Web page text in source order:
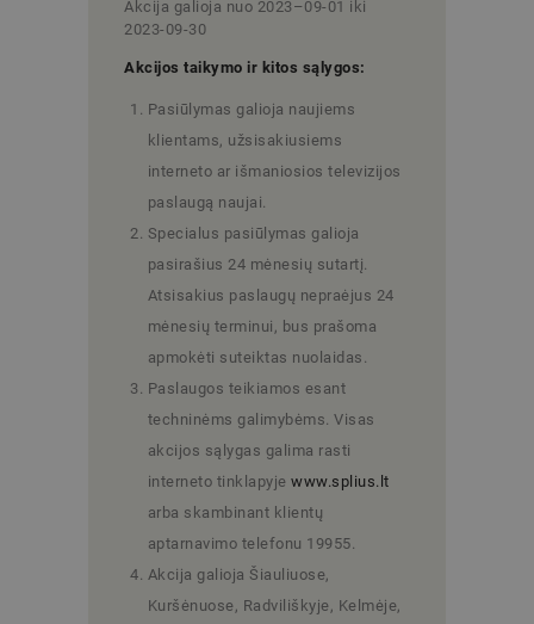
Akcija galioja nuo 2023–09-01 iki
2023-09-30
Akcijos taikymo ir kitos sąlygos:
Pasiūlymas galioja naujiems
klientams, užsisakiusiems
interneto ar išmaniosios televizijos
paslaugą naujai.
Specialus pasiūlymas galioja
pasirašius 24 mėnesių sutartį.
Atsisakius paslaugų nepraėjus 24
mėnesių terminui, bus prašoma
apmokėti suteiktas nuolaidas.
Paslaugos teikiamos esant
techninėms galimybėms. Visas
akcijos sąlygas galima rasti
interneto tinklapyje www.splius.lt
arba skambinant klientų
aptarnavimo telefonu 19955.
Akcija galioja Šiauliuose,
Kuršėnuose, Radviliškyje, Kelmėje,